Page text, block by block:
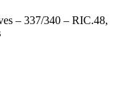
– 337/340 – RIC.48,